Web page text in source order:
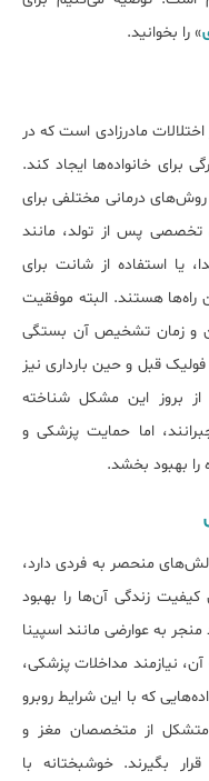
» را بخوانید.
مادرزادی است که در
خانواده‌ها ایجاد کند.
درمانی مختلفی برای
تخصصی پس از تولد، مانند
یا استفاده از شانت برای
هستند. البته موفقیت
و زمان تشخیص آن بستگی
قبل و حین بارداری نیز
از بروز این مشکل شناخته
اما حمایت پزشکی و
را بهبود بخشد.
منحصر به فردی دارد،
کیفیت زندگی آن‌ها را بهبود
به عوارضی مانند اسپینا
نیازمند مداخلات پزشکی،
که با این شرایط روبرو
از متخصصان مغز و
بگیرند. خوشبختانه با